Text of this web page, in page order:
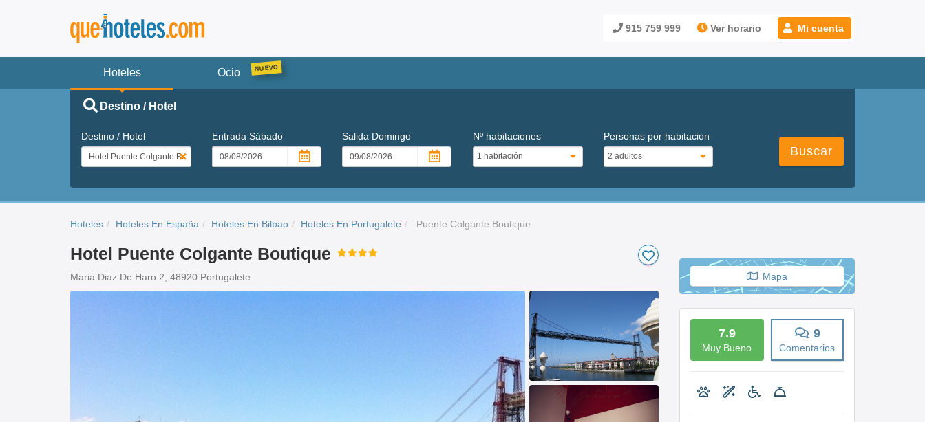
915 759 999 Ver horario Mi cuenta
Hoteles Ocio
Destino / Hotel
Destino / Hotel Entrada Sábado Salida Domingo Nº habitaciones Personas por habitación
Buscar
Hoteles Hoteles En España Hoteles En Bilbao Hoteles En Portugalete Puente Colgante Boutique
Hotel Puente Colgante Boutique
Maria Diaz De Haro 2, 48920 Portugalete Mapa
7.9
Muy Bueno
9
Comentarios